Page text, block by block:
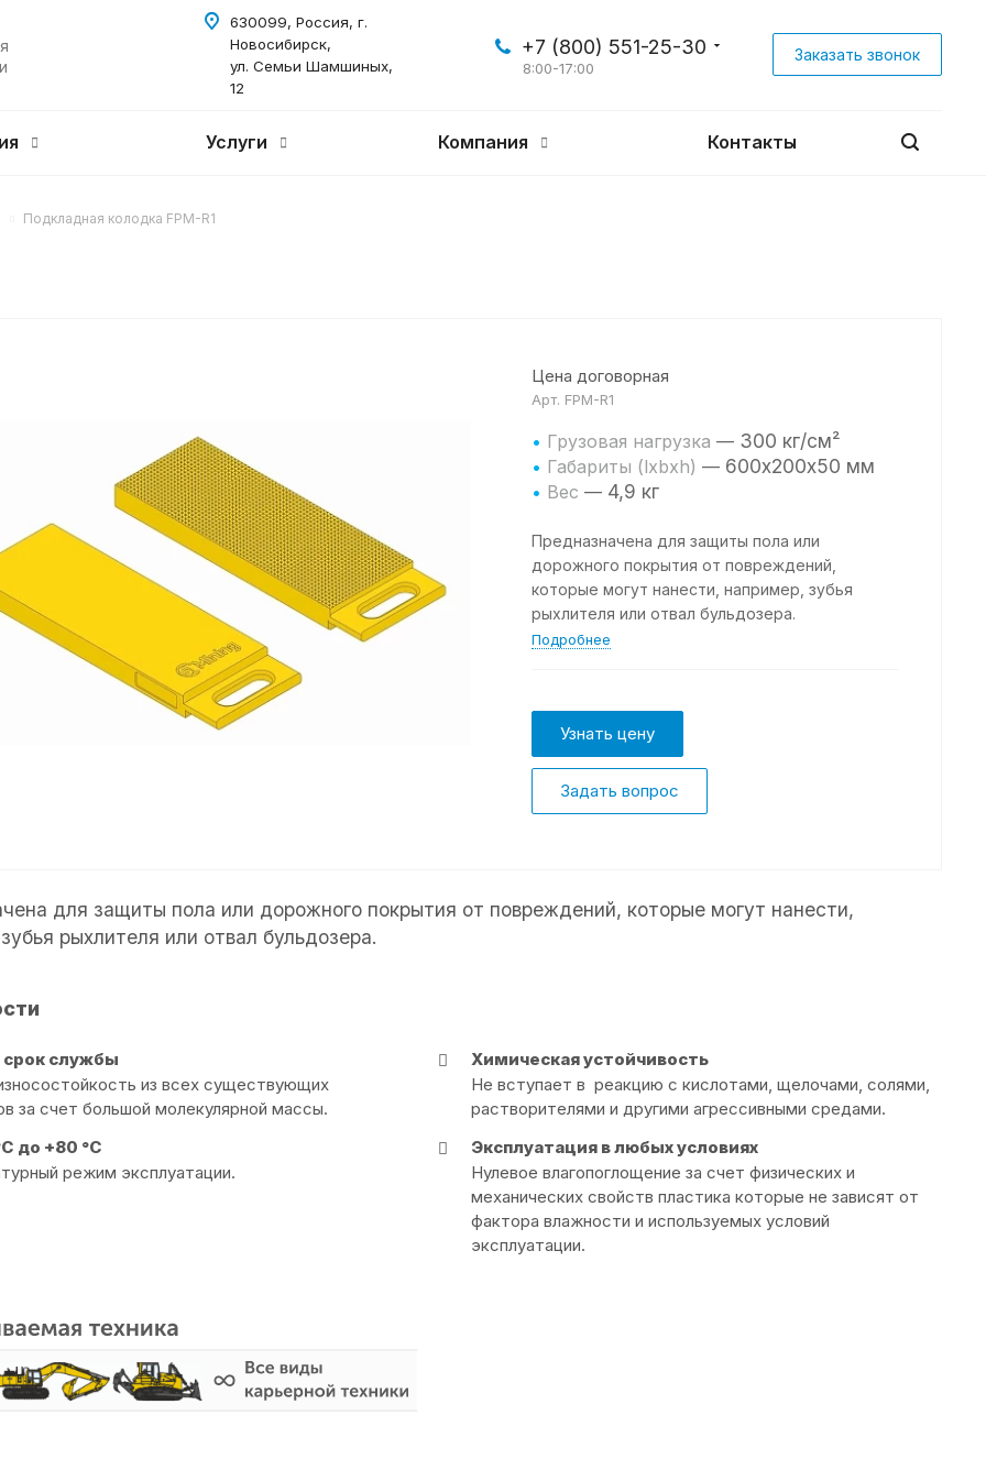
+7 (800) 551-25-30
8:00-17:00
Заказать звонок
630099, Россия, г.
Новосибирск,
ул. Семьи Шамшиных,
12
Услуги Компания Контакты
Подкладная колодка FPM-R1
Цена договорная
Арт. FPM-R1
• Грузовая нагрузка — 300 кг/см²
• Габариты (lxbxh) — 600х200х50 мм
• Вес — 4,9 кг
Предназначена для защиты пола или
дорожного покрытия от повреждений,
которые могут нанести, например, зубья
рыхлителя или отвал бульдозера.
Подробнее
Узнать цену
Задать вопрос
для защиты пола или дорожного покрытия от повреждений, которые могут нанести,
рыхлителя или отвал бульдозера.
службы
из всех существующих
за счет большой молекулярной массы.
до +80 °С
режим эксплуатации.
Химическая устойчивость
Не вступает в реакцию с кислотами, щелочами, солями,
растворителями и другими агрессивными средами.
Эксплуатация в любых условиях
Нулевое влагопоглощение за счет физических и
механических свойств пластика которые не зависят от
фактора влажности и используемых условий
эксплуатации.